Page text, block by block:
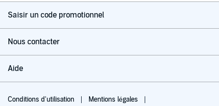
Saisir un code promotionnel
Nous contacter
Aide
Conditions d'utilisation Mentions légales